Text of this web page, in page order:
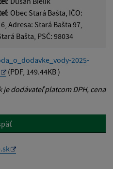
: Obec Stará Bašta, IČO:
Adresa: Stará Bašta 97,
Bašta, PSČ: 98034
2025-
(PDF, 149.44KB )
je dodávateľ platcom DPH, cena